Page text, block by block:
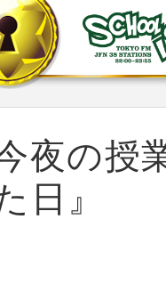
夜の授
日』